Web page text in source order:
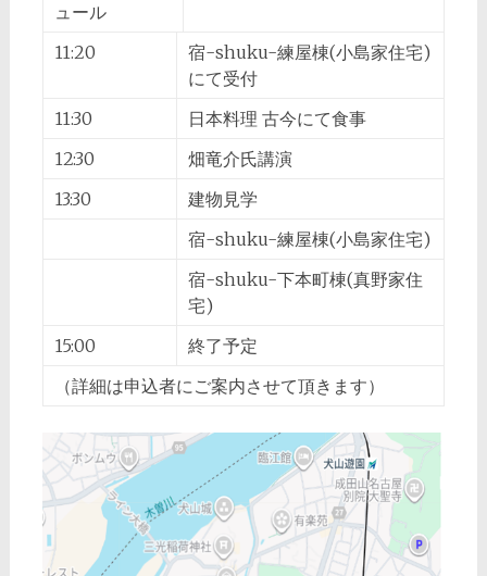
ュール
11:20
宿-shuku-練屋棟(小島家住宅)
にて受付
11:30
日本料理 古今にて食事
12:30
畑竜介氏講演
13:30
建物見学
宿-shuku-練屋棟(小島家住宅)
宿-shuku-下本町棟(真野家住
宅)
15:00
終了予定
（詳細は申込者にご案内させて頂きます）